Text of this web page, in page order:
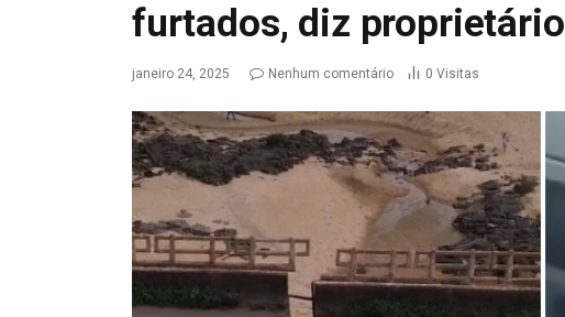
furtados, diz proprietário
janeiro 24, 2025 Nenhum comentário 0 Visitas